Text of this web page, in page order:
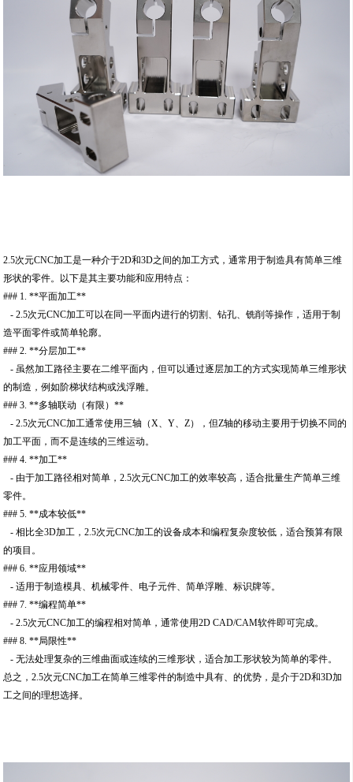
2.5次元CNC加工是一种介于2D和3D之间的加工方式，通常用于制造具有简单三维
形状的零件。以下是其主要功能和应用特点：
### 1. **平面加工**
- 2.5次元CNC加工可以在同一平面内进行的切割、钻孔、铣削等操作，适用于制
造平面零件或简单轮廓。
### 2. **分层加工**
- 虽然加工路径主要在二维平面内，但可以通过逐层加工的方式实现简单三维形状
的制造，例如阶梯状结构或浅浮雕。
### 3. **多轴联动（有限）**
- 2.5次元CNC加工通常使用三轴（X、Y、Z），但Z轴的移动主要用于切换不同的
加工平面，而不是连续的三维运动。
### 4. **加工**
- 由于加工路径相对简单，2.5次元CNC加工的效率较高，适合批量生产简单三维
零件。
### 5. **成本较低**
- 相比全3D加工，2.5次元CNC加工的设备成本和编程复杂度较低，适合预算有限
的项目。
### 6. **应用领域**
- 适用于制造模具、机械零件、电子元件、简单浮雕、标识牌等。
### 7. **编程简单**
- 2.5次元CNC加工的编程相对简单，通常使用2D CAD/CAM软件即可完成。
### 8. **局限性**
- 无法处理复杂的三维曲面或连续的三维形状，适合加工形状较为简单的零件。
总之，2.5次元CNC加工在简单三维零件的制造中具有、的优势，是介于2D和3D加
工之间的理想选择。